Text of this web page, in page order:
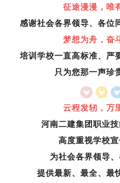
征途漫漫，唯
感谢社会各界领导、各位
梦想为舟，奋
培训学校一直高标准、严
只为您那一声珍
云程发轫，万
河南二建集团职业
高度重视学校
为社会各界领导
提供最新、最全、最